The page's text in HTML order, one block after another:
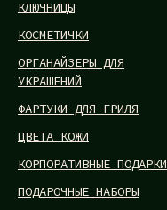
КЛЮЧНИЦЫ
КОСМЕТИЧКИ
ОРГАНАЙЗЕРЫ ДЛЯ
УКРАШЕНИЙ
ФАРТУКИ ДЛЯ ГРИЛЯ
ЦВЕТА КОЖИ
КОРПОРАТИВНЫЕ ПОДАРКИ
ПОДАРОЧНЫЕ НАБОРЫ